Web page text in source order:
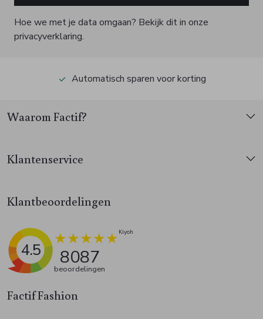
Hoe we met je data omgaan? Bekijk dit in onze
privacyverklaring.
Automatisch sparen voor korting
Factif Fashion
Waarom Factif?
Klantenservice
Klantbeoordelingen
4.5 8087
beoordelingen